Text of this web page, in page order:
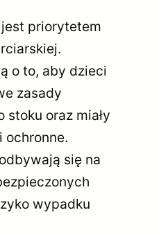
priorytetem
o to, aby dzieci
zasady
stoku oraz miały
ochronne.
się na
wypadku